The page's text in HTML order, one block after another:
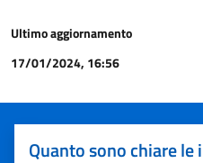
Ultimo aggiornamento
17/01/2024, 16:56
Quanto sono chiare